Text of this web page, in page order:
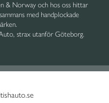
& Norway och hos oss hittar
med handplockade
strax utanför Göteborg.